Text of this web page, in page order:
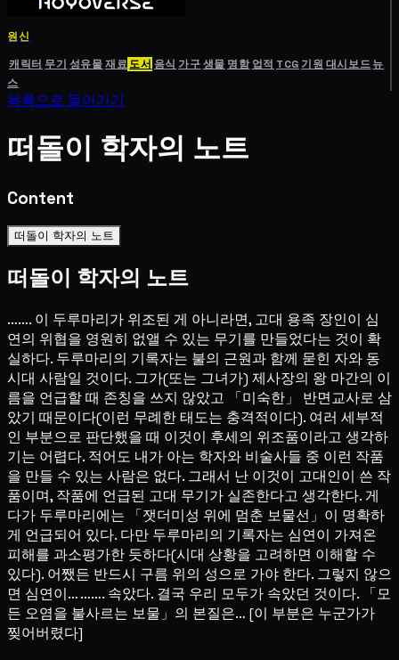
원신
캐릭터 무기 성유물재료도서 음식 가구생물 명함 업적 TCG기원 대시보드뉴
스
목록으로 돌아가기
떠돌이 학자의 노트
Content
떠돌이 학자의 노트
떠돌이 학자의 노트
……. 이 두루마리가 위조된 게 아니라면, 고대 용족 장인이 심
연의 위협을 영원히 없앨 수 있는 무기를 만들었다는 것이 확
실하다. 두루마리의 기록자는 불의 근원과 함께 묻힌 자와 동
시대 사람일 것이다. 그가(또는 그녀가) 제사장의 왕 마간의 이
름을 언급할 때 존칭을 쓰지 않았고 「미숙한」 반면교사로 삼
았기 때문이다(이런 무례한 태도는 충격적이다). 여러 세부적
인 부분으로 판단했을 때 이것이 후세의 위조품이라고 생각하
기는 어렵다. 적어도 내가 아는 학자와 비술사들 중 이런 작품
을 만들 수 있는 사람은 없다. 그래서 난 이것이 고대인이 쓴 작
품이며, 작품에 언급된 고대 무기가 실존한다고 생각한다. 게
다가 두루마리에는 「잿더미성 위에 멈춘 보물선」이 명확하
게 언급되어 있다. 다만 두루마리의 기록자는 심연이 가져온
피해를 과소평가한 듯하다(시대 상황을 고려하면 이해할 수
있다). 어쨌든 반드시 구름 위의 성으로 가야 한다. 그렇지 않으
면 심연이… ……. 속았다. 결국 우리 모두가 속았던 것이다. 「모
든 오염을 불사르는 보물」의 본질은… [이 부분은 누군가가
찢어버렸다]